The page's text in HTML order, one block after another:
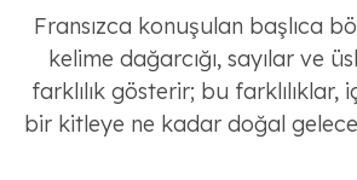
Fransızca konuşulan başlıca
kelime dağarcığı, sayılar ve
farklılık gösterir; bu farklılıklar,
bir kitleye ne kadar doğal